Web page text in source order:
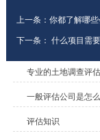
上一条： 你都了解哪
下一条： 什么项目需
专业的土地调查评
一般评估公司是怎
评估知识